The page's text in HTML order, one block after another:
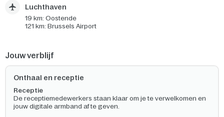
Luchthaven
19 km: Oostende
121 km: Brussels Airport
Jouw verblijf
Onthaal en receptie
Receptie
De receptiemedewerkers staan klaar om je te verwelkomen en
jouw digitale armband af te geven.